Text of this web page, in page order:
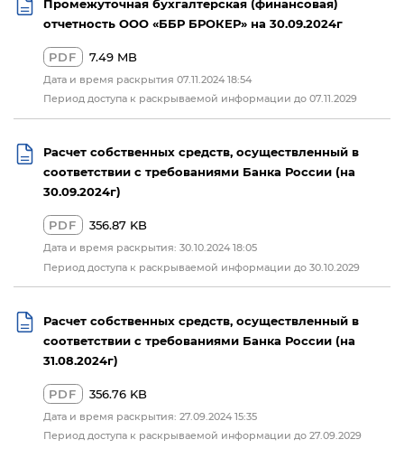
отчетность ООО «ББР БРОКЕР» на 30.09.2024г
PDF 7.49 MB
Дата и время раскрытия 07.11.2024 18:54
Период доступа к раскрываемой информации до 07.11.2029
Расчет собственных средств, осуществленный в
соответствии с требованиями Банка России (на
30.09.2024г)
PDF 356.87 KB
Дата и время раскрытия: 30.10.2024 18:05
Период доступа к раскрываемой информации до 30.10.2029
Расчет собственных средств, осуществленный в
соответствии с требованиями Банка России (на
31.08.2024г)
PDF 356.76 KB
Дата и время раскрытия: 27.09.2024 15:35
Период доступа к раскрываемой информации до 27.09.2029